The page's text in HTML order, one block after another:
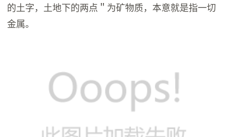
的土字，土地下的两点＂为矿物质，本意就是指一切
金属。